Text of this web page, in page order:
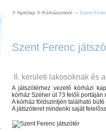
Nyitólap Kórházunkról Szent
Szent Ferenc
II. kerületi lakosoknak és
A játszótérhez vezető kórházi
kórház Széher út 73 felőli
A kórház földszintjén található
A játszóteret mindenki saját